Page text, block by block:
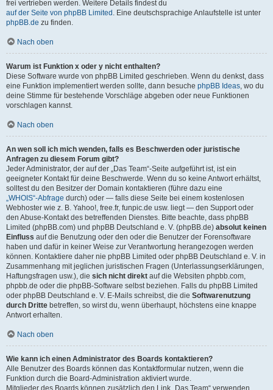
frei vertrieben werden. Weitere Details findest du
auf der Seite von phpBB Limited . Eine deutschsprachige Anlaufstelle ist unter
phpBB.de zu finden.
Nach oben
Warum ist Funktion x oder y nicht enthalten?
Diese Software wurde von phpBB Limited geschrieben. Wenn du denkst, dass
eine Funktion implementiert werden sollte, dann besuche phpBB Ideas, wo du
deine Stimme für bestehende Vorschläge abgeben oder neue Funktionen
vorschlagen kannst.
Nach oben
An wen soll ich mich wenden, falls es Beschwerden oder juristische
Anfragen zu diesem Forum gibt?
Jeder Administrator, der auf der „Das Team“-Seite aufgeführt ist, ist ein
geeigneter Kontakt für deine Beschwerde. Wenn du so keine Antwort erhältst,
solltest du den Besitzer der Domain kontaktieren (führe dazu eine
„WHOIS“-Abfrage durch) oder — falls diese Seite bei einem kostenlosen
Webhoster wie z. B. Yahoo!, free.fr, funpic.de usw. liegt — den Support oder
den Abuse-Kontakt des betreffenden Dienstes. Bitte beachte, dass phpBB
Limited (phpBB.com) und phpBB Deutschland e. V. (phpBB.de) absolut keinen
Einfluss auf die Benutzung oder den oder die Benutzer der Forensoftware
haben und dafür in keiner Weise zur Verantwortung herangezogen werden
können. Kontaktiere daher nie phpBB Limited oder phpBB Deutschland e. V. in
Zusammenhang mit jeglichen juristischen Fragen (Unterlassungserklärungen,
Haftungsfragen usw.), die sich nicht direkt auf die Websiten phpbb.com,
phpbb.de oder die phpBB-Software selbst beziehen. Falls du phpBB Limited
oder phpBB Deutschland e. V. E-Mails schreibst, die die Softwarenutzung
durch Dritte betreffen, so wirst du, wenn überhaupt, höchstens eine knappe
Antwort erhalten.
Nach oben
Wie kann ich einen Administrator des Boards kontaktieren?
Alle Benutzer des Boards können das Kontaktformular nutzen, wenn die
Funktion durch die Board-Administration aktiviert wurde.
Mitglieder des Boards können zusätzlich den Link „Das Team“ verwenden.